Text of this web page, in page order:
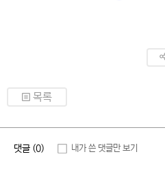
목록
댓글 (0) 내가 쓴 댓글만 보기